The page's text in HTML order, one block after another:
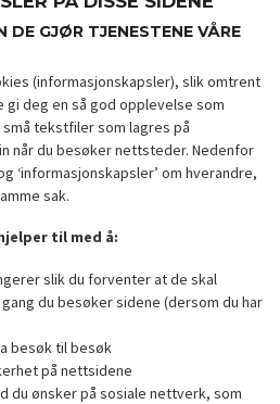
DE GJØR TJENESTENE VÅRE
(informasjonskapsler), slik omtrent
deg en så god opplevelse som
tekstfiler som lagres på
når du besøker nettsteder. Nedenfor
‘informasjonskapsler’ om hverandre,
sak.
til med å:
slik du forventer at de skal
du besøker sidene (dersom du har
besøk til besøk
på nettsidene
du ønsker på sosiale nettverk, som